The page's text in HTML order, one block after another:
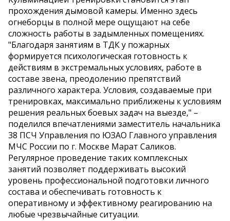
прохождения дымовой камеры. Именно здесь
огнеборцы в полной мере ощущают на себе
сложность работы в задымленных помещениях.
"Благодаря занятиям в ТДК у пожарных
формируется психологическая готовность к
действиям в экстремальных условиях, работе в
составе звена, преодолению препятствий
различного характера. Условия, создаваемые при
тренировках, максимально приближены к условиям
решения реальных боевых задач на выезде," –
поделился впечатлениями заместитель начальника
38 ПСЧ Управления по ЮЗАО Главного управления
МЧС России по г. Москве Марат Саликов.
Регулярное проведение таких комплексных
занятий позволяет поддерживать высокий
уровень профессиональной подготовки личного
состава и обеспечивать готовность к
оперативному и эффективному реагированию на
любые чрезвычайные ситуации.